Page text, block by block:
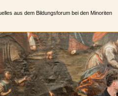
aus dem Bildungsforum bei den Minoriten